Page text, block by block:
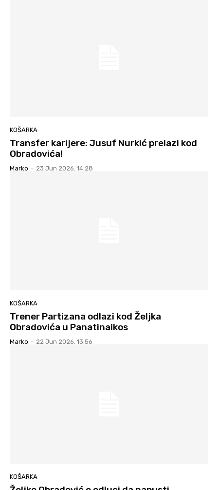
KOŠARKA
Transfer karijere: Jusuf Nurkić prelazi kod
Obradovića!
Marko - 23 Jun 2026. 14:28
KOŠARKA
Trener Partizana odlazi kod Željka
Obradovića u Panatinaikos
Marko - 22 Jun 2026. 13:56
KOŠARKA